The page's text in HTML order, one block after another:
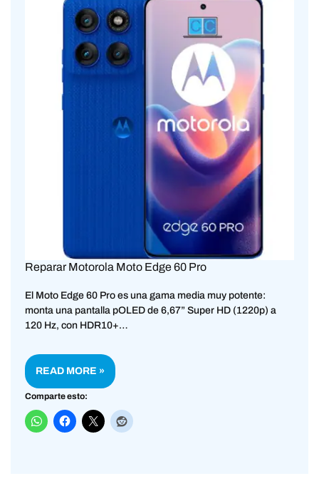
Reparar Motorola Moto Edge 60 Pro
El Moto Edge 60 Pro es una gama media muy potente:
monta una pantalla pOLED de 6,67” Super HD (1220p) a
120 Hz, con HDR10+…
READ MORE »
Comparte esto: